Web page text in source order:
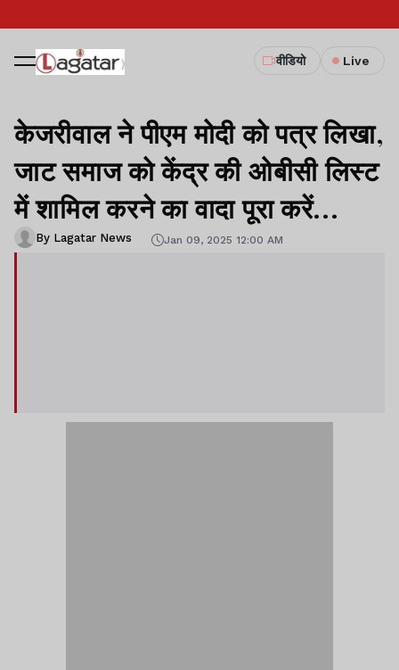
वीडियो Live
केजरीवाल ने पीएम मोदी को पत्र लिखा,
जाट समाज को केंद्र की ओबीसी लिस्ट
में शामिल करने का वादा पूरा करें...
By Lagatar News Jan 09, 2025 12:00 AM